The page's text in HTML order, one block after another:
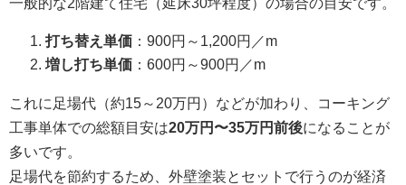
打ち替え単価 ：900円～1,200円／m
増し打ち単価 ：600円～900円／m
これに足場代（約15～20万円）などが加わり、コーキング
工事単体での総額目安は20万円〜35万円前後になることが
多いです。
足場代を節約するため、外壁塗装とセットで行うのが経済